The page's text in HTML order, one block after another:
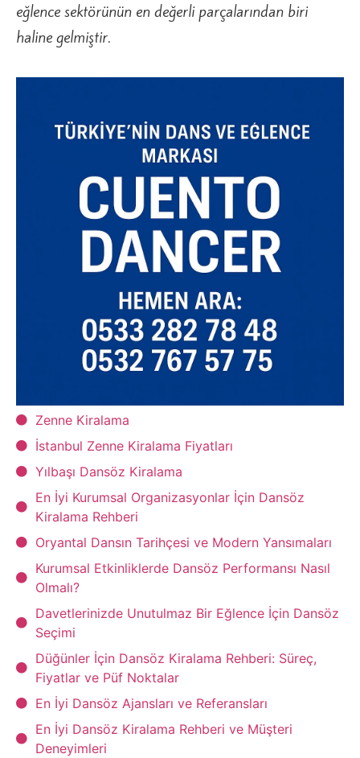
eğlence sektörünün en değerli parçalarından biri
haline gelmiştir.
Zenne Kiralama
İstanbul Zenne Kiralama Fiyatları
Yılbaşı Dansöz Kiralama
En İyi Kurumsal Organizasyonlar İçin Dansöz
Kiralama Rehberi
Oryantal Dansın Tarihçesi ve Modern Yansımaları
Kurumsal Etkinliklerde Dansöz Performansı Nasıl
Olmalı?
Davetlerinizde Unutulmaz Bir Eğlence İçin Dansöz
Seçimi
Düğünler İçin Dansöz Kiralama Rehberi: Süreç,
Fiyatlar ve Püf Noktalar
En İyi Dansöz Ajansları ve Referansları
En İyi Dansöz Kiralama Rehberi ve Müşteri
Deneyimleri